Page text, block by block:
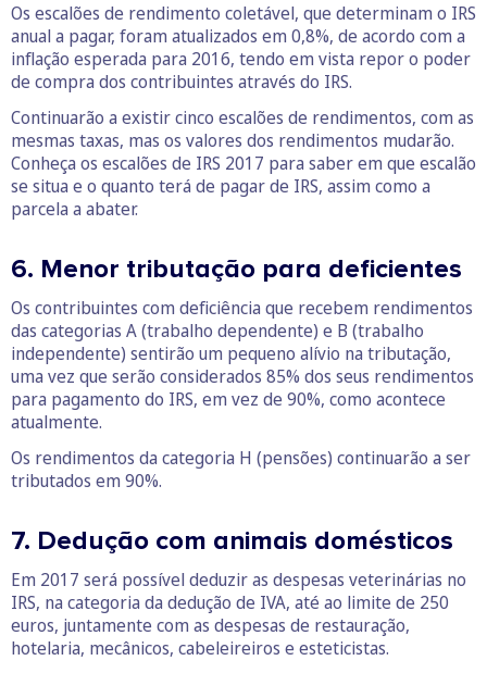
Os escalões de rendimento coletável, que determinam o IRS
anual a pagar, foram atualizados em 0,8%, de acordo com a
inflação esperada para 2016, tendo em vista repor o poder
de compra dos contribuintes através do IRS.
Continuarão a existir cinco escalões de rendimentos, com as
mesmas taxas, mas os valores dos rendimentos mudarão.
Conheça os escalões de IRS 2017 para saber em que escalão
se situa e o quanto terá de pagar de IRS, assim como a
parcela a abater.
6. Menor tributação para deficientes
Os contribuintes com deficiência que recebem rendimentos
das categorias A (trabalho dependente) e B (trabalho
independente) sentirão um pequeno alívio na tributação,
uma vez que serão considerados 85% dos seus rendimentos
para pagamento do IRS, em vez de 90%, como acontece
atualmente.
Os rendimentos da categoria H (pensões) continuarão a ser
tributados em 90%.
7. Dedução com animais domésticos
Em 2017 será possível deduzir as despesas veterinárias no
IRS, na categoria da dedução de IVA, até ao limite de 250
euros, juntamente com as despesas de restauração,
hotelaria, mecânicos, cabeleireiros e esteticistas.